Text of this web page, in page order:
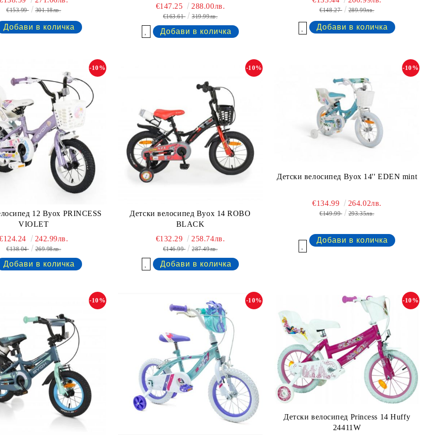
€153.99 301.18лв. €147.25 288.00лв.
€163.61 319.99лв.
€148.27 289.99лв.
12 Byox PRINCESS
VIOLET
-10%
242.99лв.
€138.04 269.98лв.
Детски велосипед Byox 14 ROBO
BLACK
-10%
€132.29 258.74лв.
€146.99 287.49лв.
Детски велосипед Byox 14'' EDEN mint
-10%
€134.99 264.02лв.
€149.99 293.35лв.
-10% -10%
Детски велосипед Princess 14 Huffy
24411W
-10%